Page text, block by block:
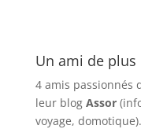
Un ami de plus
4 amis passionnés
leur blog Assor
voyage, domotique).